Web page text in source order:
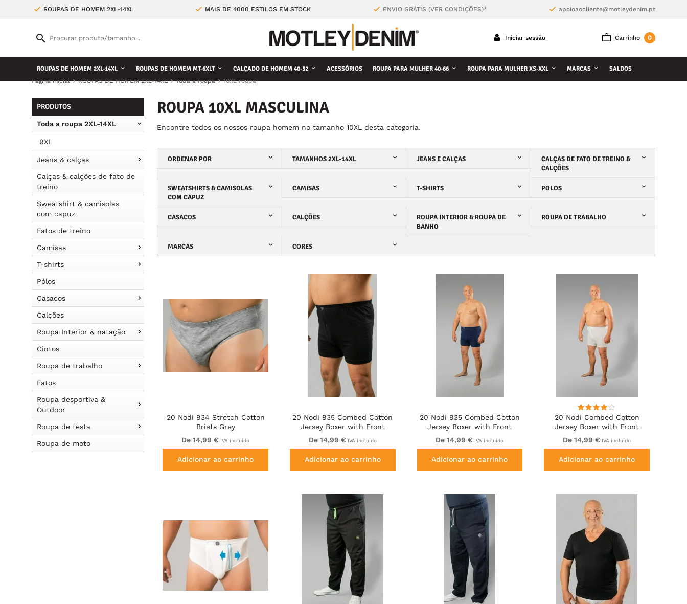
ROUPAS DE HOMEM 2XL-14XL MAIS DE 4000 ESTILOS EM STOCK ENVIO GRÁTIS (VER CONDIÇÕES)* apoioaocliente@motleydenim.pt
Carrinho 0
Iniciar sessão
ROUPAS DE HOMEM 2XL-14XL ROUPAS DE HOMEM MT-6XLT CALÇADO DE HOMEM 40-52 ACESSÓRIOS ROUPA PARA MULHER 40-66 ROUPA PARA MULHER XS-XXL MARCAS SALDOS
Página inicial ROUPAS DE HOMEM 2XL-14XL Toda a roupa 10XL roupa
PRODUTOS
Toda a roupa 2XL-14XL
9XL
Jeans & calças
Calças & calções de fato de
treino
Sweatshirt & camisolas
com capuz
Fatos de treino
Camisas
T-shirts
Pólos
Casacos
Calções
Roupa Interior & natação
Cintos
Roupa de trabalho
Fatos
Roupa desportiva &
Outdoor
Roupa de festa
Roupa de moto
ROUPA 10XL MASCULINA
Encontre todos os nossos roupa homem no tamanho 10XL desta categoria.
ORDENAR POR TAMANHOS 2XL-14XL JEANS E CALÇAS
CALÇAS DE FATO DE TREINO &
CALÇÕES
SWEATSHIRTS & CAMISOLAS
COM CAPUZ
CAMISAS T-SHIRTS POLOS
CASACOS CALÇÕES
ROUPA INTERIOR & ROUPA DE
BANHO
ROUPA DE TRABALHO
MARCAS CORES
20 Nodi 934 Stretch Cotton
Briefs Grey
De 14,99 € IVA incluído
Adicionar ao carrinho
20 Nodi 935 Combed Cotton
Jersey Boxer with Front
Button Fly Black
De 14,99 € IVA incluído
Adicionar ao carrinho
20 Nodi 935 Combed Cotton
Jersey Boxer with Front
Button Fly Navy
De 14,99 € IVA incluído
Adicionar ao carrinho
20 Nodi Combed Cotton
Jersey Boxer with Front
Button Fly White
De 14,99 € IVA incluído
Adicionar ao carrinho